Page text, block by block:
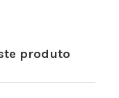
produto